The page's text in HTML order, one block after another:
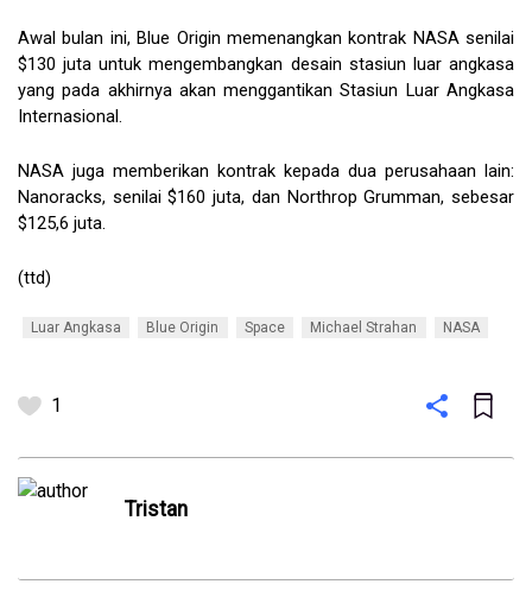
Awal bulan ini, Blue Origin memenangkan kontrak NASA senilai
$130 juta untuk mengembangkan desain stasiun luar angkasa
yang pada akhirnya akan menggantikan Stasiun Luar Angkasa
Internasional.
NASA juga memberikan kontrak kepada dua perusahaan lain:
Nanoracks, senilai $160 juta, dan Northrop Grumman, sebesar
$125,6 juta.
(ttd)
Luar Angkasa Blue Origin Space Michael Strahan NASA
1
Tristan